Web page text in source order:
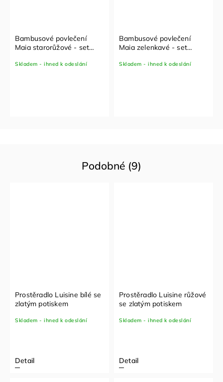
Bambusové povlečení
Maia starorůžové - set
Skladem - ihned k odeslání
Bambusové povlečení
Maia zelenkavé - set
Skladem - ihned k odeslání
Podobné (9)
Prostěradlo Luisine bílé se
zlatým potiskem
Skladem - ihned k odeslání
Detail
Prostěradlo Luisine růžové
se zlatým potiskem
Skladem - ihned k odeslání
Detail